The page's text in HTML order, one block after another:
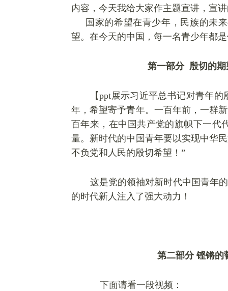
内容，今天我给大家作主题宣讲，宣
国家的希望在青少年，民族的未
望。在今天的中国，每一名青少年都
第一部分 殷切的期
【ppt展示习近平总书记对青年的
年，希望寄予青年。一百年前，一群
百年来，在中国共产党的旗帜下一代
量。新时代的中国青年要以实现中华
不负党和人民的殷切希望！”
这是党的领袖对新时代中国青年
的时代新人注入了强大动力！
第二部分 铿锵的
下面请看一段视频：